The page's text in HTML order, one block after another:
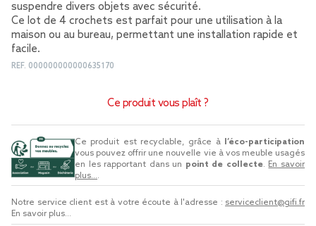
suspendre divers objets avec sécurité.
Ce lot de 4 crochets est parfait pour une utilisation à la
maison ou au bureau, permettant une installation rapide et
facile.
REF. 000000000000635170
Ce produit vous plaît ?
Ce produit est recyclable, grâce à
l’éco-participation
vous pouvez offrir une nouvelle vie à vos meuble usagés
en les rapportant dans un point de collecte. En savoir
plus....
Notre service client est à votre écoute à l'adresse : serviceclient@gifi.fr
En savoir plus...